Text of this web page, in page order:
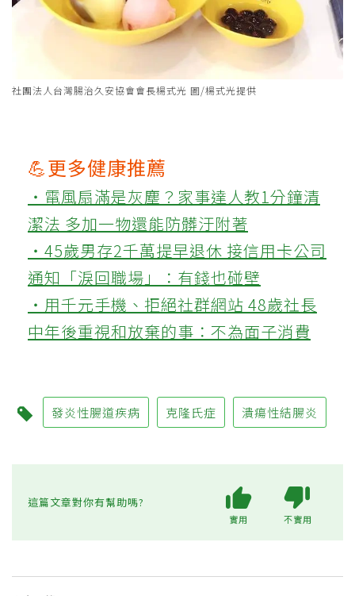
社團法人台灣腸治久安協會會長楊式光 圖/楊式光提供
💪更多健康推薦
‧電風扇滿是灰塵？家事達人教1分鐘清
潔法 多加一物還能防髒汙附著
‧45歲男存2千萬提早退休 接信用卡公司
通知「淚回職場」：有錢也碰壁
‧用千元手機、拒絕社群網站 48歲社長
中年後重視和放棄的事：不為面子消費
發炎性腸道疾病 克隆氏症 潰瘍性結腸炎
這篇文章對你有幫助嗎?
實用 不實用